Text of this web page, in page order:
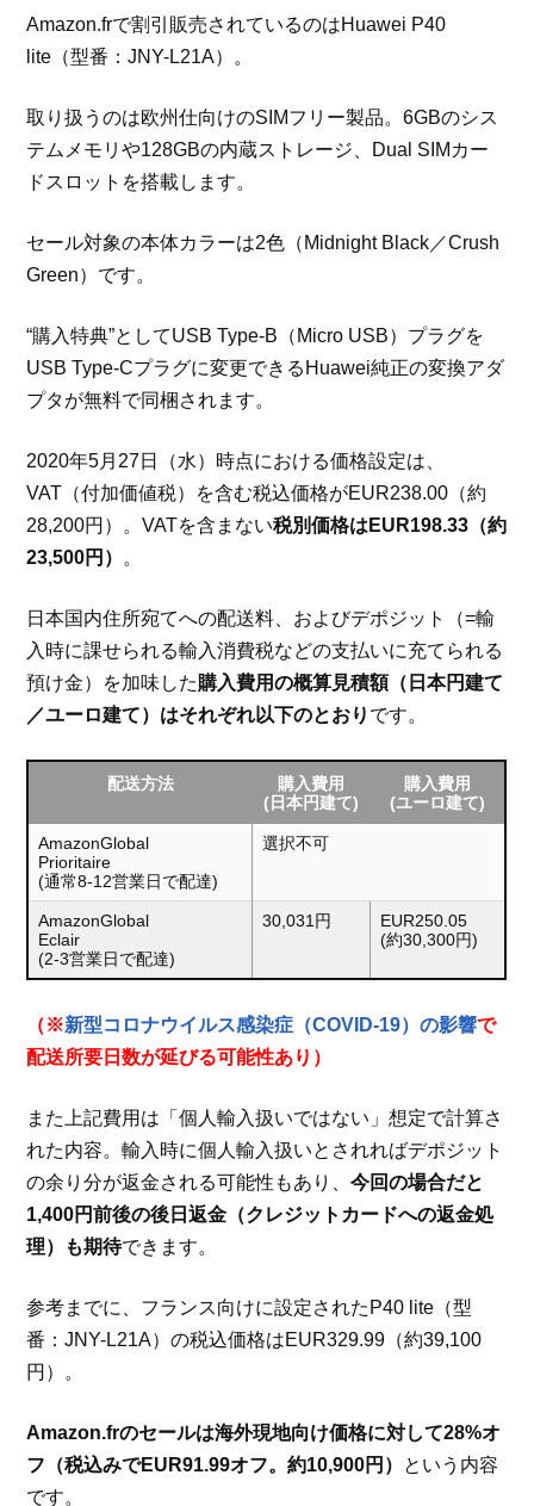
Amazon.frで割引販売されているのはHuawei P40
lite（型番：JNY-L21A）。
取り扱うのは欧州仕向けのSIMフリー製品。6GBのシス
テムメモリや128GBの内蔵ストレージ、Dual SIMカー
ドスロットを搭載します。
セール対象の本体カラーは2色（Midnight Black／Crush
Green）です。
“購入特典”としてUSB Type-B（Micro USB）プラグを
USB Type-Cプラグに変更できるHuawei純正の変換アダ
プタが無料で同梱されます。
2020年5月27日（水）時点における価格設定は、
VAT（付加価値税）を含む税込価格がEUR238.00（約
28,200円）。VATを含まない税別価格はEUR198.33（約
23,500円） 。
日本国内住所宛てへの配送料、およびデポジット（=輸
入時に課せられる輸入消費税などの支払いに充てられる
預け金）を加味した購入費用の概算見積額（日本円建て
／ユーロ建て）はそれぞれ以下のとおり です。
配送方法
購入費用
(日本円建て)
購入費用
(ユーロ建て)
AmazonGlobal
Prioritaire
(通常8-12営業日で配達)
選択不可
AmazonGlobal
Eclair
(2-3営業日で配達)
30,031円
EUR250.05
(約30,300円)
（※新型コロナウイルス感染症（COVID-19）の影響で
配送所要日数が延びる可能性あり）
また上記費用は「個人輸入扱いではない」想定で計算さ
れた内容。輸入時に個人輸入扱いとされればデポジット
の余り分が返金される可能性もあり、今回の場合だと
1,400円前後の後日返金（クレジットカードへの返金処
理）も期待できます。
参考までに、フランス向けに設定されたP40 lite（型
番：JNY-L21A）の税込価格はEUR329.99（約39,100
円）。
Amazon.frのセールは海外現地向け価格に対して28%オ
フ（税込みでEUR91.99オフ。約10,900円） という内容
です。